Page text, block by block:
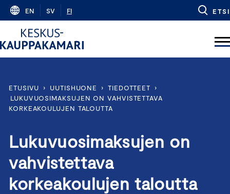
Skip
content
EN SV FI ETSI
ETUSIVU › UUTISHUONE › TIEDOTTEET
›
LUKUVUOSIMAKSUJEN ON VAHVISTETTAVA
KORKEAKOULUJEN TALOUTTA
Lukuvuosimaksujen on
vahvistettava
korkeakoulujen taloutta